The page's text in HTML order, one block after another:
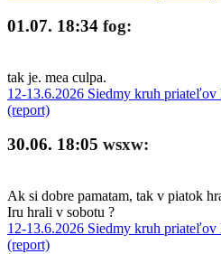
01.07. 18:34 fog:
tak je. mea culpa.
12-13.6.2026 Siedmy kruh
(report)
30.06. 18:05 wsxw:
Ak si dobre pamatam, tak v piatok
Iru hrali v sobotu ?
12-13.6.2026 Siedmy kruh
(report)